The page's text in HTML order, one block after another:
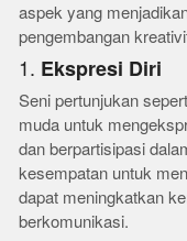
aspek yang
pengembangan
1. Ekspresi Diri
Seni pertunjukan
muda untuk
dan berpartisipasi
kesempatan untuk
dapat meningkatkan
berkomunikasi.